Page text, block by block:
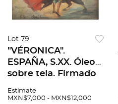
Lot 79
"VÉRONICA".
ESPAÑA, S.XX. Óleo
sobre tela. Firmado
x 44 cm.
Estimate
MXN$7,000 - MXN$12,000